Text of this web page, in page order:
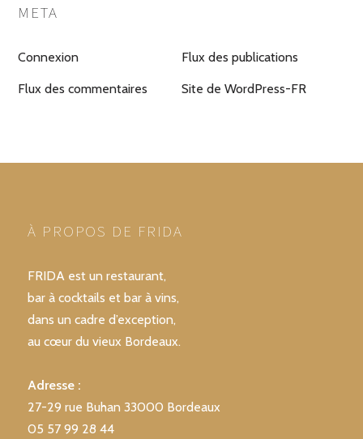
META
Connexion Flux des publications
Flux des commentaires Site de WordPress-FR
À PROPOS DE FRIDA
FRIDA est un restaurant,
bar à cocktails et bar à vins,
dans un cadre d’exception,
au cœur du vieux Bordeaux.
Adresse :
27-29 rue Buhan 33000 Bordeaux
05 57 99 28 44